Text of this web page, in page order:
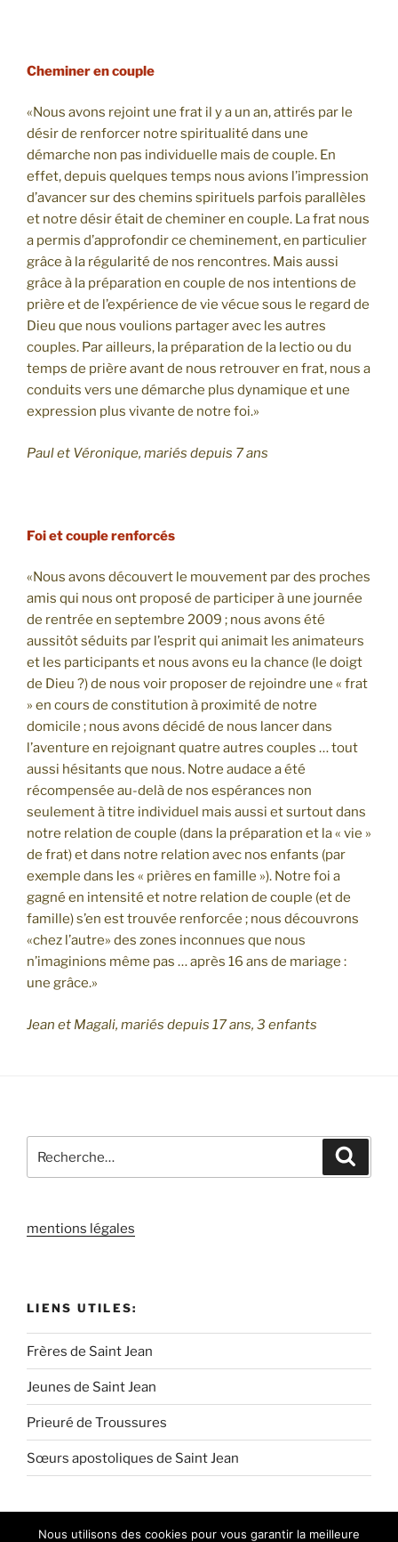
Cheminer en couple
«Nous avons rejoint une frat il y a un an, attirés par le
désir de renforcer notre spiritualité dans une
démarche non pas individuelle mais de couple. En
effet, depuis quelques temps nous avions l’impression
d’avancer sur des chemins spirituels parfois parallèles
et notre désir était de cheminer en couple. La frat nous
a permis d’approfondir ce cheminement, en particulier
grâce à la régularité de nos rencontres. Mais aussi
grâce à la préparation en couple de nos intentions de
prière et de l’expérience de vie vécue sous le regard de
Dieu que nous voulions partager avec les autres
couples. Par ailleurs, la préparation de la lectio ou du
temps de prière avant de nous retrouver en frat, nous a
conduits vers une démarche plus dynamique et une
expression plus vivante de notre foi.»
Paul et Véronique, mariés depuis 7 ans
Foi et couple renforcés
«Nous avons découvert le mouvement par des proches
amis qui nous ont proposé de participer à une journée
de rentrée en septembre 2009 ; nous avons été
aussitôt séduits par l’esprit qui animait les animateurs
et les participants et nous avons eu la chance (le doigt
de Dieu ?) de nous voir proposer de rejoindre une « frat
» en cours de constitution à proximité de notre
domicile ; nous avons décidé de nous lancer dans
l’aventure en rejoignant quatre autres couples … tout
aussi hésitants que nous. Notre audace a été
récompensée au-delà de nos espérances non
seulement à titre individuel mais aussi et surtout dans
notre relation de couple (dans la préparation et la « vie »
de frat) et dans notre relation avec nos enfants (par
exemple dans les « prières en famille »). Notre foi a
gagné en intensité et notre relation de couple (et de
famille) s’en est trouvée renforcée ; nous découvrons
«chez l’autre» des zones inconnues que nous
n’imaginions même pas … après 16 ans de mariage :
une grâce.»
Jean et Magali, mariés depuis 17 ans, 3 enfants
pour
mentions légales
LIENS UTILES:
Frères de Saint Jean
Jeunes de Saint Jean
Prieuré de Troussures
Sœurs apostoliques de Saint Jean
Nous utilisons des cookies pour vous garantir la meilleure